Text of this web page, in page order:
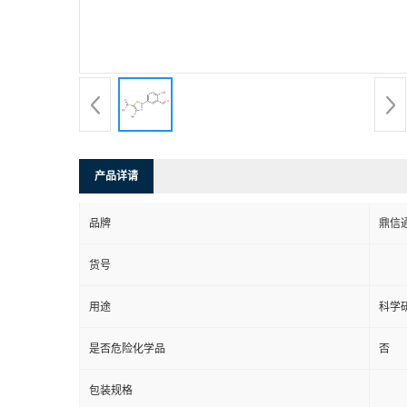
产品详请
品牌 鼎信
货号
用途 科学
是否危险化学品 否
包装规格